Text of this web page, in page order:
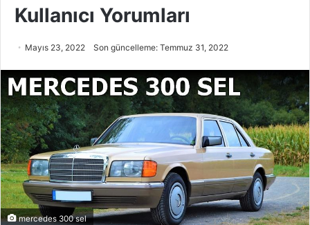
Kullanıcı Yorumları
Mayıs 23, 2022 Son güncelleme: Temmuz 31, 2022
mercedes 300 sel